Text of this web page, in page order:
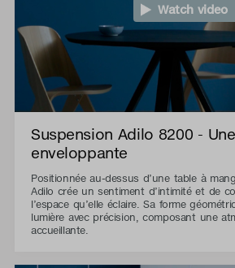
Watch video
Suspension Adilo 8200 -
enveloppante
Positionnée au-dessus d’une table à
Adilo crée un sentiment d’intimité et de
l’espace qu’elle éclaire. Sa forme
lumière avec précision, composant une
accueillante.